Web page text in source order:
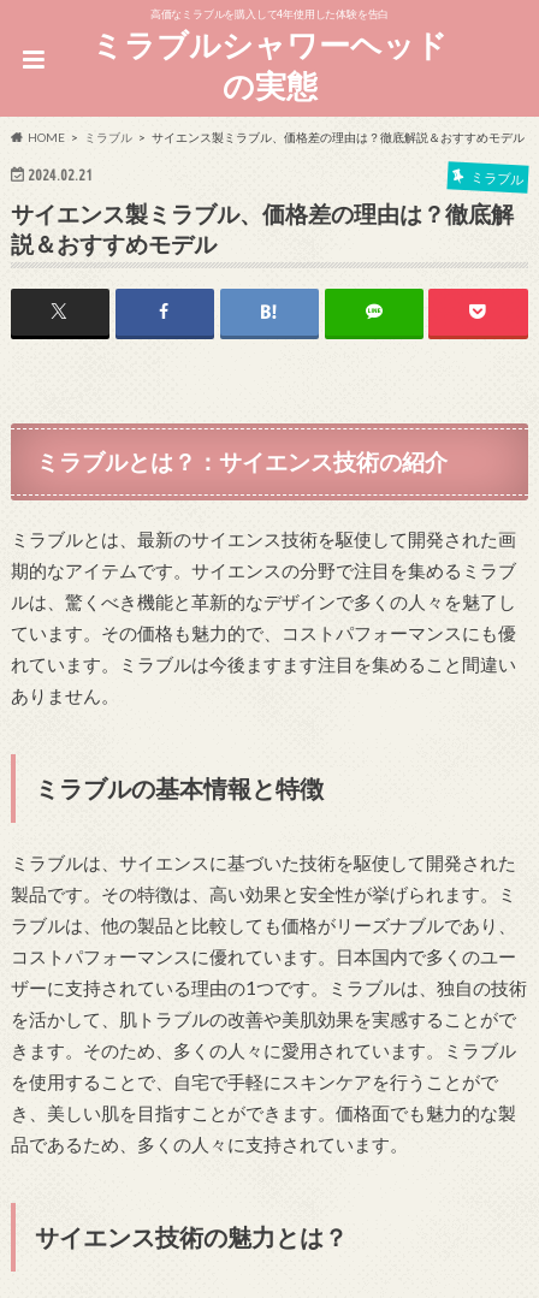
高価なミラブルを購入して4年使用した体験を告白
ミラブルシャワーヘッド
の実態
HOME ミラブル サイエンス製ミラブル、価格差の理由は？徹底解説＆おすすめモデル
2024.02.21 ミラブル
サイエンス製ミラブル、価格差の理由は？徹底解
説＆おすすめモデル
ミラブルとは？：サイエンス技術の紹介
ミラブルとは、最新のサイエンス技術を駆使して開発された画
期的なアイテムです。サイエンスの分野で注目を集めるミラブ
ルは、驚くべき機能と革新的なデザインで多くの人々を魅了し
ています。その価格も魅力的で、コストパフォーマンスにも優
れています。ミラブルは今後ますます注目を集めること間違い
ありません。
ミラブルの基本情報と特徴
ミラブルは、サイエンスに基づいた技術を駆使して開発された
製品です。その特徴は、高い効果と安全性が挙げられます。ミ
ラブルは、他の製品と比較しても価格がリーズナブルであり、
コストパフォーマンスに優れています。日本国内で多くのユー
ザーに支持されている理由の1つです。ミラブルは、独自の技術
を活かして、肌トラブルの改善や美肌効果を実感することがで
きます。そのため、多くの人々に愛用されています。ミラブル
を使用することで、自宅で手軽にスキンケアを行うことがで
き、美しい肌を目指すことができます。価格面でも魅力的な製
品であるため、多くの人々に支持されています。
サイエンス技術の魅力とは？